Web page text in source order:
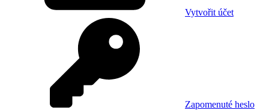
Vytvořit účet
Zapomenuté heslo